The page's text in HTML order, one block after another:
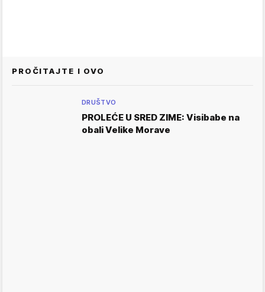
PROČITAJTE I OVO
DRUŠTVO
PROLEĆE U SRED ZIME: Visibabe na
obali Velike Morave